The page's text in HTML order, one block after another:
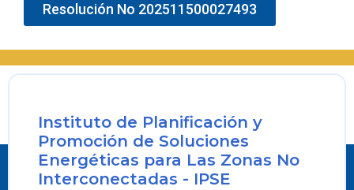
Resolución No 202511500027493
Instituto de Planificación y
Promoción de Soluciones
Energéticas para Las Zonas No
Interconectadas - IPSE